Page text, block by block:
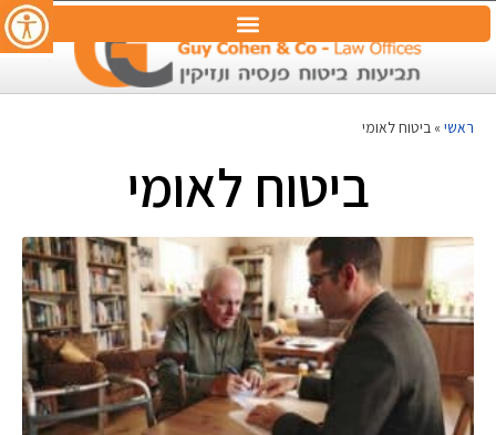
ראשי » ביטוח לאומי
ביטוח לאומי